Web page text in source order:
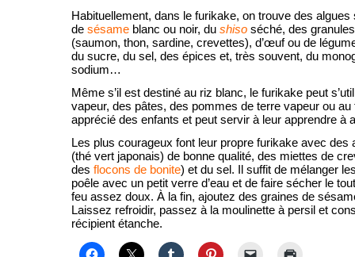
Habituellement, dans le furikake, on trouve des
de sésame blanc ou noir, du shiso séché, des
(saumon, thon, sardine, crevettes), d’œuf ou de
du sucre, du sel, des épices et, très souvent, du
sodium…
Même s’il est destiné au riz blanc, le furikake peut
vapeur, des pâtes, des pommes de terre vapeur ou au
apprécié des enfants et peut servir à leur apprendre à
Les plus courageux font leur propre furikake avec des
(thé vert japonais) de bonne qualité, des miettes de
des flocons de bonite) et du sel. Il suffit de mélanger
poêle avec un petit verre d’eau et de faire sécher le
feu assez doux. À la fin, ajoutez des graines de
Laissez refroidir, passez à la moulinette à persil et
récipient étanche.